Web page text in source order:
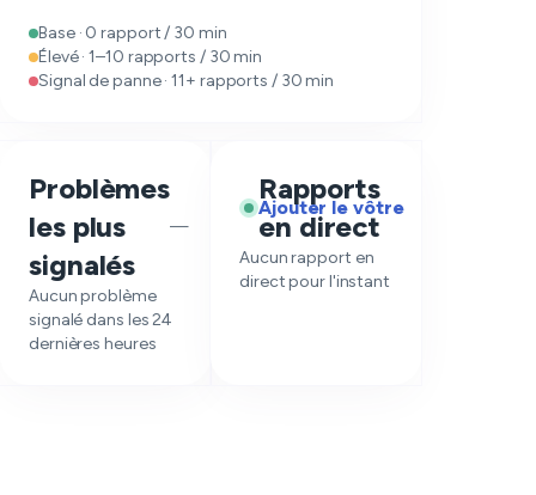
Base · 0 rapport / 30 min
Élevé · 1–10 rapports / 30 min
Signal de panne · 11+ rapports / 30 min
Problèmes
les plus
signalés
—
Aucun problème
signalé dans les 24
dernières heures
Rapports
en direct
Ajouter le vôtre
Aucun rapport en
direct pour l'instant